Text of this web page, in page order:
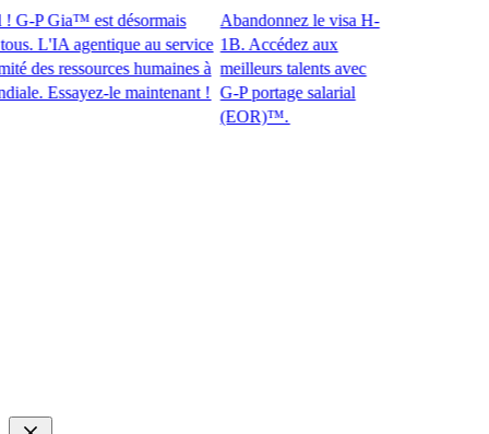
Gia™ est désormais
L'IA agentique au service
ressources humaines à
Essayez-le maintenant !​​
Abandonnez le visa H-
1B. Accédez aux
meilleurs talents avec
G-P portage salarial
(EOR)™.​​